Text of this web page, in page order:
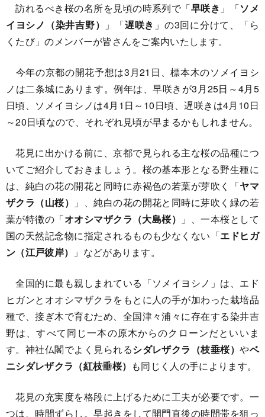
訪れるべき桜の名所を見頃の時系列で「早咲き 」「ソメ
イヨシノ（染井吉野）
」「遅咲き 」の3回に分けて、「ら
くたび」のメンバーが皆さんをご案内いたします。
今年の京都の開花予想は3月21日、標本木のソメイヨシ
ノは二条城にあります。例年は、早咲きが3月25日～4月5
日頃、ソメイヨシノは4月1日～10日頃、遅咲きは4月10日
～20日頃なので、それぞれ見頃が早まるかもしれません。
花見に出かける前に、京都で見られる主な桜の品種につ
いてご紹介しておきましょう。桜の基本形となる野生種に
は、純白の花の開花と同時に赤褐色の若葉が芽吹く「ヤマ
ザクラ（山桜）
」、純白の花の開花と同時に芽吹く緑の若
葉が特徴の「オオシマザクラ（大島桜​）
」、一本桜として
国の天然記念物に指定されるものも少なくない「エドヒガ
ン（江戸彼岸）
」などがあります。
全国的に最も親しまれている「ソメイヨシノ」は、エド
ヒガンとオオシマザクラをもとに人の手が加わった栽培品
種で、接ぎ木で育むため、全国津々浦々に存在する染井吉
野は、すべて同じ一本の原木からのクローンだといいま
す。神社仏閣でよく見られるシダレザクラ（枝垂桜）やベ
ニシダレザクラ（紅枝垂桜） も同じく人の手によります。
花見の充実度を格段に上げるために工夫が必要です。一
つは、時間ずらし。早起きをして開門直後の時間帯を狙っ